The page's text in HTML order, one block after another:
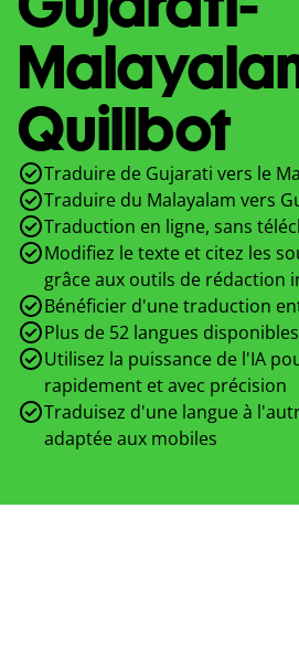
Quillbot
Traduire de Gujarati vers le
Traduire du Malayalam vers
Traduction en ligne, sans
Modifiez le texte et citez les
grâce aux outils de rédaction
Bénéficier d'une traduction
Plus de 52 langues disponibles
Utilisez la puissance de l'IA
rapidement et avec précision
Traduisez d'une langue à
adaptée aux mobiles